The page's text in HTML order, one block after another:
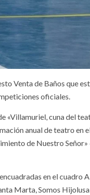
Venta de Baños que
oficiales.
«Villamuriel, cuna del
anual de teatro en
de Nuestro Señor»
en el cuadro
Marta, Somos